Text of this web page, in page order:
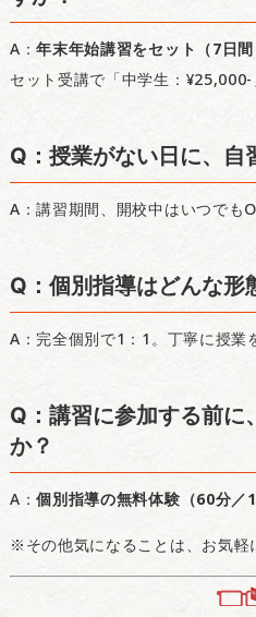
A：年末年始講習をセット（7日
セット受講で「中学生：
Q：授業がない日に、自
A：講習期間、開校中はいつでも
Q：個別指導はどんな形
A：完全個別で1：1。丁寧に授業
Q：講習に参加する前に
か？
A：個別指導の無料体験（60分／
※その他気になることは、お気軽